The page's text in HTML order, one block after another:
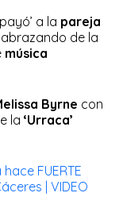
a la pareja
abrazando de la
música
Byrne con
la‘Urraca’
hace FUERTE
| VIDEO